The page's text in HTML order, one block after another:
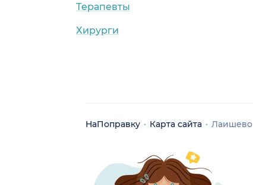
Терапевты
Хирурги
НаПоправку Карта сайта Лаишево